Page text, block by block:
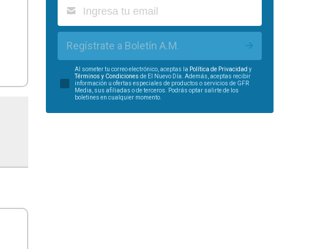
Regístrate a Boletín A.M.
Al someter tu correo electrónico, aceptas la Política de Privacidad y
Términos y Condiciones de El Nuevo Día. Además, aceptas recibir
información u ofertas especiales de productos o servicios de GFR
Media, sus afiliadas o de terceros. Podrás optar salirte de los
boletines en cualquier momento.